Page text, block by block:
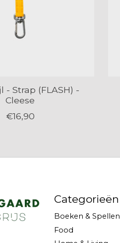
- Strap (FLASH) -
Cleese
€16,90
Categorieën
Boeken & Spellen
Food